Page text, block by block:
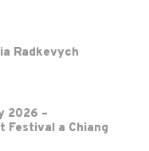
Radkevych
2026 –
Festival a Chiang